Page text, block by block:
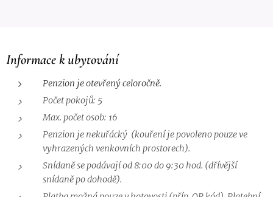
Informace k ubytování
Penzion je otevřený celoročně.
Počet pokojů: 5
Max. počet osob: 16
Penzion je nekuřácký (kouření je povoleno pouze ve
vyhrazených venkovních prostorech).
Snídaně se podávají od 8:00 do 9:30 hod. (dřívější
snídaně po dohodě).